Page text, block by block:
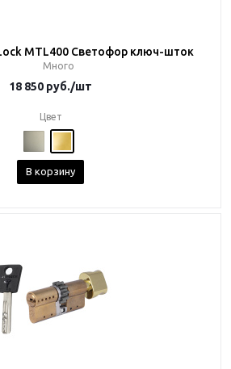
MTL400 Светофор ключ-шток
Много
18 850 руб./шт
Цвет
В корзину